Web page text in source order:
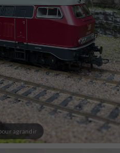
agrandir